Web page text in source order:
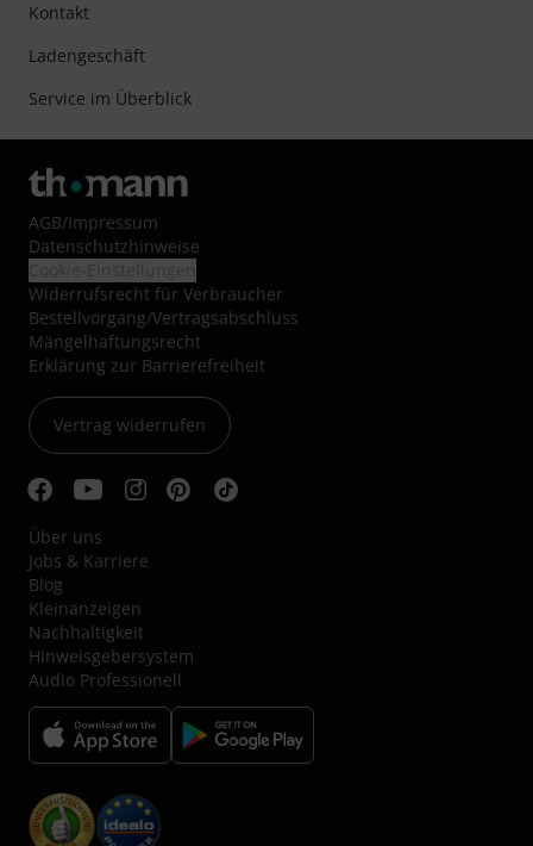
Kontakt
Ladengeschäft
Service im Überblick
AGB/Impressum
Datenschutzhinweise
Widerrufsrecht für Verbraucher
Bestellvorgang/Vertragsabschluss
Mängelhaftungsrecht
Erklärung zur Barrierefreiheit
Vertrag widerrufen
Über uns
Jobs & Karriere
Blog
Kleinanzeigen
Nachhaltigkeit
Hinweisgebersystem
Audio Professionell